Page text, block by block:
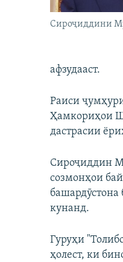
Сироҷиддини
афзудааст.
Раиси
Ҳамкориҳои
дастрасии
Сироҷиддин
созмонҳои
кунанд.
Гуруҳи
ҳолест, ки